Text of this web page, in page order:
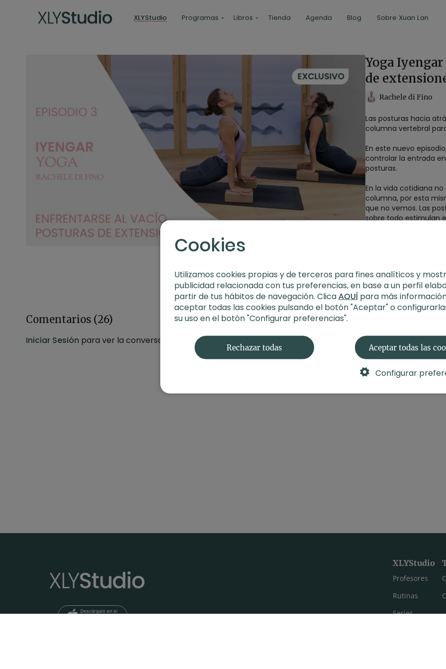
XLYStudio Programas Libros Tienda Agenda Blog Sobre Xuan Lan
Yoga
de
Rachele di Fino
Las posturas hacia
columna vertebral
En este nuevo
controlar la entrada
posturas.
En la vida cotidiana
columna, por esta
que no vemos. Las
sobre todo estimulan
-Nivel: Multinivel /
-Intensidad: 3
-Material : Esterilla,
-Enfoque: Extensión
🛍️¡Recuerda!Podrás
durante este episodio
Comentarios (26)
Iniciar Sesión para ver la conversación
XLYStudio
Profesores
Rutinas
Series
Cookies
Utilizamos cookies propias y de terceros para fines analíticos y
publicidad relacionada con tus preferencias, en base a un perfil
partir de tus hábitos de navegación. ClicaAQUÍpara más
aceptar todas las cookies pulsando el botón "Aceptar" o
su uso en el botón "Configurar preferencias".
Rechazar todas Aceptar todas las
Configurar